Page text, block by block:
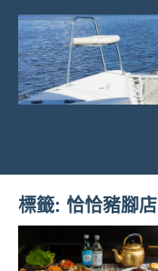
Skip
content
菲
亞
亞
娃
粉
標籤: 恰恰豬腳店